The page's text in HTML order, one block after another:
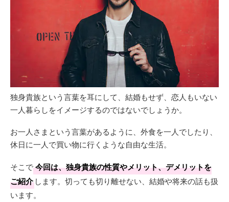
独身貴族という言葉を耳にして、結婚もせず、恋人もいない
一人暮らしをイメージするのではないでしょうか。
お一人さまという言葉があるように、外食を一人でしたり、
休日に一人で買い物に行くような自由な生活。
そこで今回は、独身貴族の性質やメリット、デメリットを
ご紹介 します。切っても切り離せない、結婚や将来の話も扱
います。